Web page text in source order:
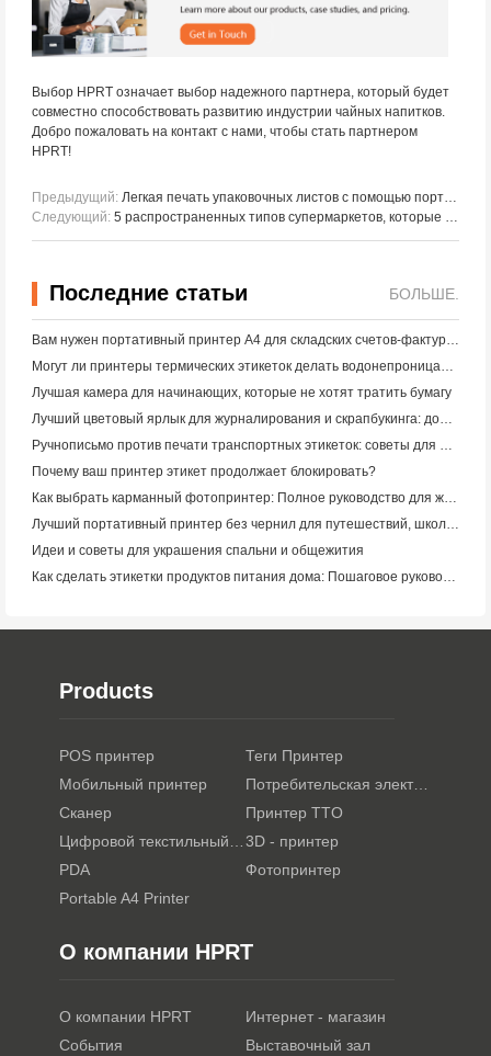
Выбор HPRT означает выбор надежного партнера, который будет
совместно способствовать развитию индустрии чайных напитков.
Добро пожаловать на контакт с нами, чтобы стать партнером
HPRT!
Предыдущий: Легкая печать упаковочных листов с помощью портативного термочувствительного принтера HPRT A4 для малых предприятий
Следующий: 5 распространенных типов супермаркетов, которые вы должны знать
Последние статьи БОЛЬШЕ.
Вам нужен портативный принтер A4 для складских счетов-фактур? Что действительно работает
Могут ли принтеры термических этикеток делать водонепроницаемые этикетки для продуктов малого бизнеса?
Лучшая камера для начинающих, которые не хотят тратить бумагу
Лучший цветовый ярлык для журналирования и скрапбукинга: добавьте больше цвета на каждую страницу
Ручнописьмо против печати транспортных этикеток: советы для малого бизнеса в 2026 году
Почему ваш принтер этикет продолжает блокировать?
Как выбрать карманный фотопринтер: Полное руководство для журналистов, путешественников и пользователей iPhone
Лучший портативный принтер без чернил для путешествий, школы и мобильной работы: Hanin MT620 Pro Review
Идеи и советы для украшения спальни и общежития
Как сделать этикетки продуктов питания дома: Пошаговое руководство для малого пищевого бизнеса
Products
POS принтер
Теги Принтер
Мобильный принтер
Сканер
Принтер TTO
3D - принтер
PDA
Фотопринтер
Portable A4 Printer
О компании HPRT
О компании HPRT
Интернет - магазин
События
Выставочный зал